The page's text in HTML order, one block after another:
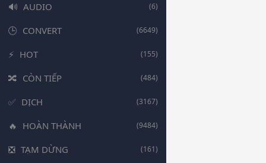
AUDIO (6)
CONVERT (6649)
HOT (155)
CÒN TIẾP (484)
DỊCH (3167)
HOÀN THÀNH (9484)
TẠM DỪNG (161)